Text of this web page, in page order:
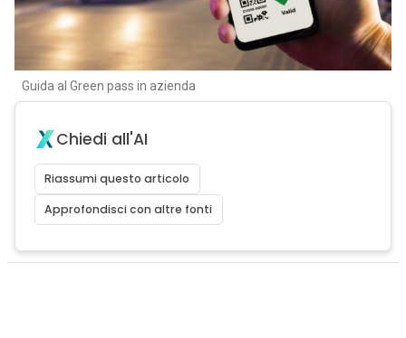
Guida al Green pass in azienda
Chiedi all'AI
Riassumi questo articolo
Approfondisci con altre fonti